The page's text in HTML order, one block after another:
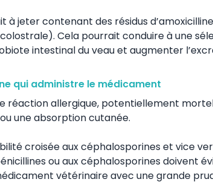
jeter contenant des résidus d’amoxicilline
Cela pourrait conduire à une
intestinal du veau et augmenter
qui administre le médicament
réaction allergique, potentiellement
une absorption cutanée.
croisée aux céphalosporines et vice
ou aux céphalosporines doivent
vétérinaire avec une grande